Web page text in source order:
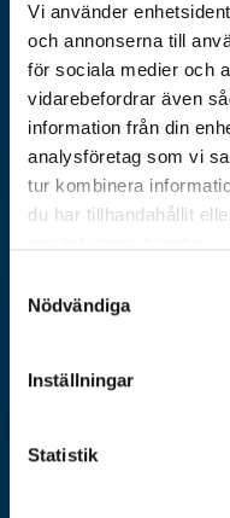
Vi använder
och annonserna till
för sociala medier och
vidarebefordrar även
information från din
analysföretag som vi
tur kombinera
du har tillhandahållit
personuppgifter.
Nödvändiga
Inställningar
Statistik
artiklar om
företagande. Vi
till företag och
exportaffärer
i världen.